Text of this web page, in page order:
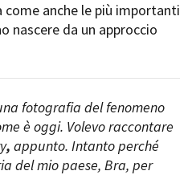
Newsletter
Lavora con noi
Elenco Operatori Economici
per affidamento lavori in
economia
anche le più importanti
nascere da un approccio
fotografia del fenomeno
è oggi. Volevo raccontare
, appunto. Intanto perché
del mio paese, Bra, per